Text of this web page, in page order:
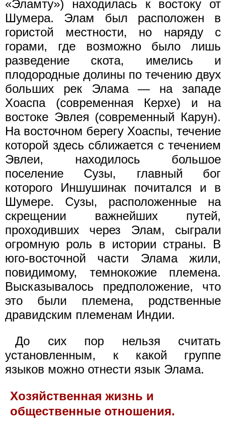
«Эламту») находилась к востоку от
Шумера. Элам был расположен в
гористой местности, но наряду с
горами, где возможно было лишь
разведение скота, имелись и
плодородные долины по течению двух
больших рек Элама — на западе
Хоаспа (современная Керхе) и на
востоке Эвлея (современный Карун).
На восточном берегу Хоаспы, течение
которой здесь сближается с течением
Эвлеи, находилось большое
поселение Сузы, главный бог
которого Иншушинак почитался и в
Шумере. Сузы, расположенные на
скрещении важнейших путей,
проходивших через Элам, сыграли
огромную роль в истории страны. В
юго-восточной части Элама жили,
повидимому, темнокожие племена.
Высказывалось предположение, что
это были племена, родственные
дравидским племенам Индии.
До сих пор нельзя считать
установленным, к какой группе
языков можно отнести язык Элама.
Хозяйственная жизнь и
общественные отношения.